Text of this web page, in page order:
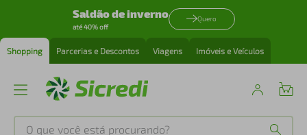
Saldão de inverno
até 40% off
Quero
Shopping Parcerias e Descontos Viagens Imóveis e Veículos
O que você está procurando?